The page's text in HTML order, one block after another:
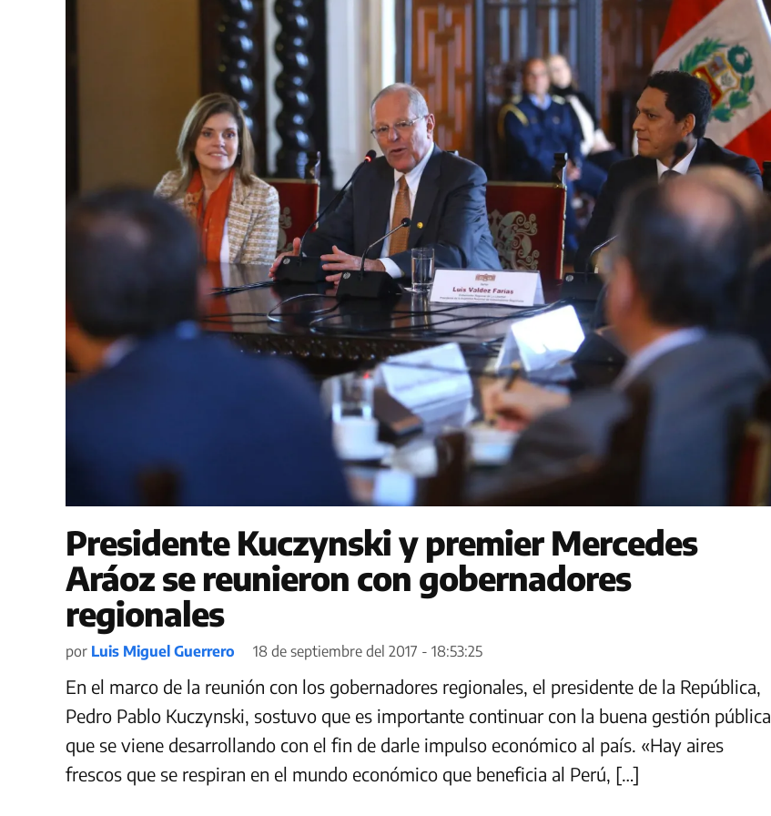
Presidente Kuczynski y premier Mercedes
Aráoz se reunieron con gobernadores
regionales
por Luis Miguel Guerrero 18 de septiembre del 2017 - 18:53:25
En el marco de la reunión con los gobernadores regionales, el presidente de la República,
Pedro Pablo Kuczynski, sostuvo que es importante continuar con la buena gestión pública
que se viene desarrollando con el fin de darle impulso económico al país. «Hay aires
frescos que se respiran en el mundo económico que beneficia al Perú, […]